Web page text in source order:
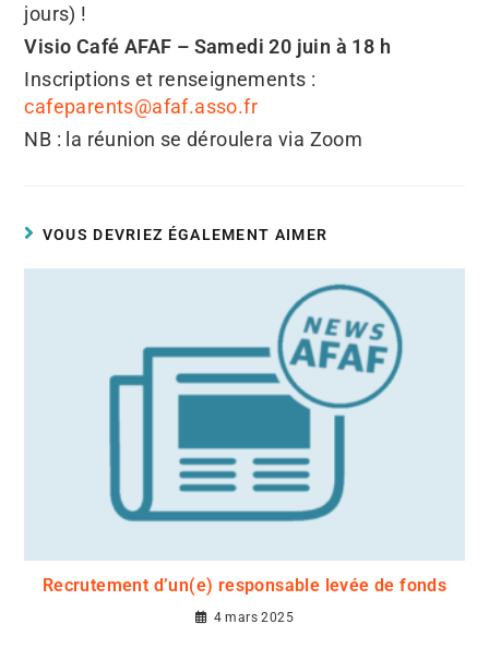
jours) !
Visio Café AFAF – Samedi 20 juin à 18 h
Inscriptions et renseignements :
cafeparents@afaf.asso.fr
NB : la réunion se déroulera via Zoom
VOUS DEVRIEZ ÉGALEMENT AIMER
Recrutement d’un(e) responsable levée de fonds
4 mars 2025